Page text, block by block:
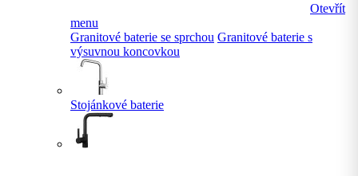
Otevřít
menu
Granitové baterie se sprchou Granitové baterie s
výsuvnou koncovkou
Stojánkové baterie